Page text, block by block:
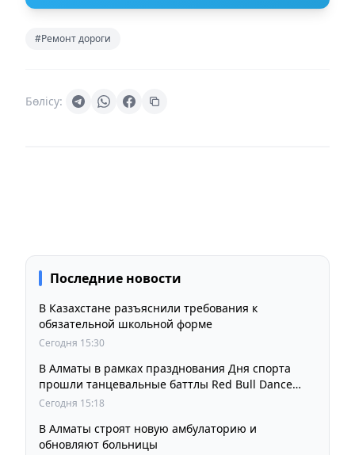
#Ремонт дороги
Бөлісу:
Последние новости
В Казахстане разъяснили требования к
обязательной школьной форме
Сегодня 15:30
В Алматы в рамках празднования Дня спорта
прошли танцевальные баттлы Red Bull Dance
Your Style
Сегодня 15:18
В Алматы строят новую амбулаторию и
обновляют больницы